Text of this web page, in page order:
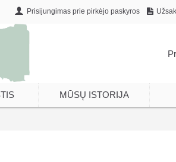
Prisijungimas prie pirkėjo paskyros
MŪSŲ ISTORIJA